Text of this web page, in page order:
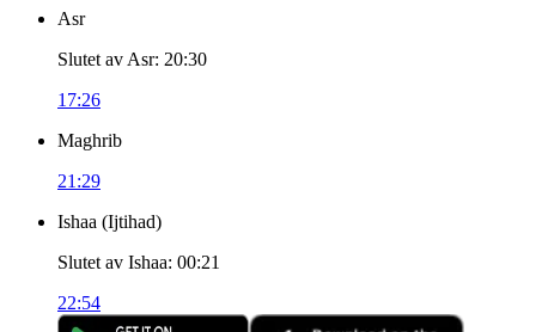
Asr
Slutet av Asr: 20:30
17:26
Maghrib
21:29
Ishaa (Ijtihad)
Slutet av Ishaa: 00:21
22:54